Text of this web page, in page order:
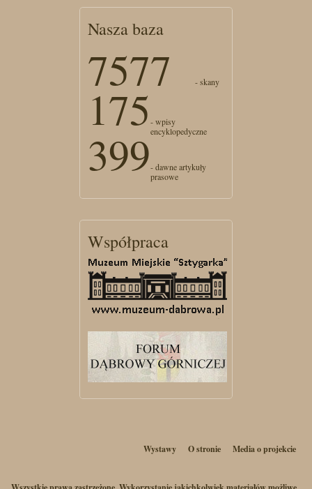
Nasza baza
7577 - skany
175- wpisy
encyklopedyczne
399- dawne artykuły
prasowe
Współpraca
Wystawy O stronie Media o projekcie